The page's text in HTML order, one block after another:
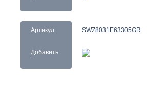
Артикул
Добавить
SWZ8031E63305GR